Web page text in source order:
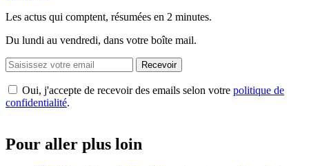
Les actus qui comptent, résumées en 2 minutes.
Du lundi au vendredi, dans votre boîte mail.
Recevoir
Oui, j'accepte de recevoir des emails selon votre politique de
confidentialité.
Pour aller plus loin